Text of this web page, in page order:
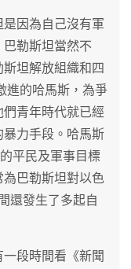
因為自己沒有軍
勒斯坦當然不
坦解放組織和四
進的哈馬斯，為爭
青年時代就已經
力手段。哈馬斯
平民及軍事目標
巴勒斯坦對以色
還發生了多起自
段時間看《新聞